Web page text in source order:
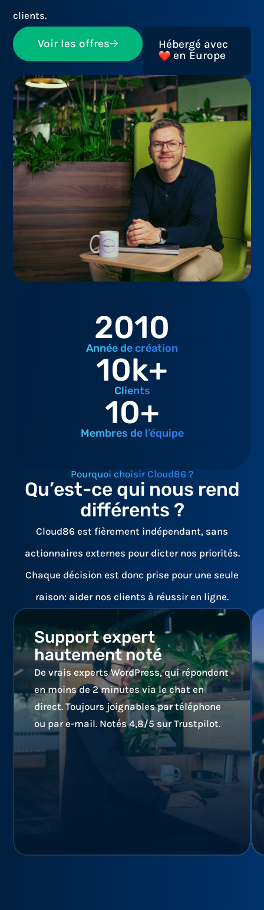
clients.
Voir les offres
Hébergé avec
en Europe
2010
Année de création
10k+
Clients
10+
Membres de l’équipe
Pourquoi choisir Cloud86 ?
Qu’est-ce qui nous rend
différents ?
Cloud86 est fièrement indépendant, sans
actionnaires externes pour dicter nos priorités.
Chaque décision est donc prise pour une seule
raison: aider nos clients à réussir en ligne.
Support expert
hautement noté
De vrais experts WordPress, qui répondent
en moins de 2 minutes via le chat en
direct. Toujours joignables par téléphone
ou par e-mail. Notés 4,8/5 sur Trustpilot.